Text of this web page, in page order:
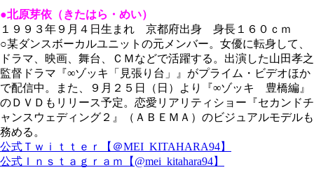
●北原芽依（きたはら・めい）
１９９３年９月４日生まれ 京都府出身 身長１６０ｃｍ
○某ダンスボーカルユニットの元メンバー。女優に転身して、
ドラマ、映画、舞台、ＣＭなどで活躍する。出演した山田孝之
監督ドラマ『∞ゾッキ「見張り台」』がプライム・ビデオほか
で配信中。また、９月２５日（日）より『∞ゾッキ 豊橋編』
のＤＶＤもリリース予定。恋愛リアリティショー『セカンドチ
ャンスウェディング２』（ＡＢＥＭＡ）のビジュアルモデルも
務める。
公式Ｔｗｉｔｔｅｒ【＠MEI_KITAHARA94】
公式Ｉｎｓｔａｇｒａｍ【@mei_kitahara94】